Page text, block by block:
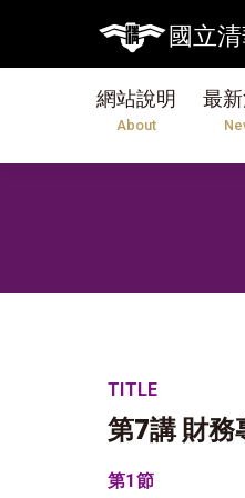
國立
網站說明
About
最
【7/
TITLE
第7講 財務
第1節